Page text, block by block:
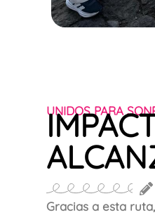
UNIDOS PARA
Gracias a esta